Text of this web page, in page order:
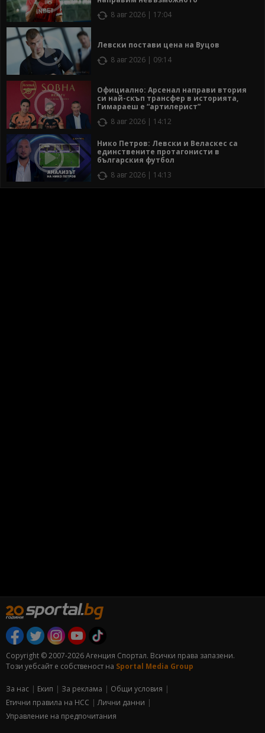
8 авг 2026 | 17:04
Левски постави цена на Вуцов
8 авг 2026 | 09:14
Официално: Арсенал направи втория
си най-скъп трансфер в историята,
Гимараеш е “артилерист”
8 авг 2026 | 14:12
Нико Петров: Левски и Веласкес са
единствените протагонисти в
българския футбол
8 авг 2026 | 14:13
Copyright © 2007-2026 Агенция Спортал. Всички права запазени.
Този уебсайт е собственост на Sportal Media Group
За нас Екип За рекламa
Общи условия
Етични правила на НСС
Лични данни
Управление на предпочитания